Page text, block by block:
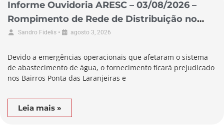
Informe Ouvidoria ARESC – 03/08/2026 –
Rompimento de Rede de Distribuição no
Município de Pescaria Brava
Sandro Fidelis • agosto 3, 2026
Devido a emergências operacionais que afetaram o sistema
de abastecimento de água, o fornecimento ficará prejudicado
nos Bairros Ponta das Laranjeiras e
Leia mais »